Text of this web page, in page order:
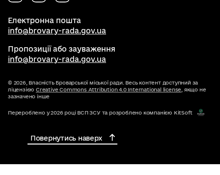
Електронна пошта
info@brovary-rada.gov.ua
Пропозиції або зауваження
info@brovary-rada.gov.ua
© 2026, Власність Броварської міської ради. Весь контент доступний за
ліцензією Creative Commons Attribution 4.0 International license , якщо не
зазначено інше
Перероблено у 2026 році ВСП ЗСУ та розроблено компанією KitSoft
Повернутись наверх